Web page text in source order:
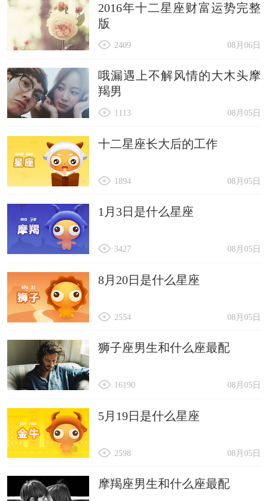
2016年十二星座财富运势完整
版
08月06日
2409
哦漏遇上不解风情的大木头摩
羯男
08月05日
1113
十二星座长大后的工作
08月05日
1894
1月3日是什么星座
08月05日
3427
8月20日是什么星座
08月05日
2554
狮子座男生和什么座最配
08月05日
16190
5月19日是什么星座
08月05日
2598
摩羯座男生和什么座最配